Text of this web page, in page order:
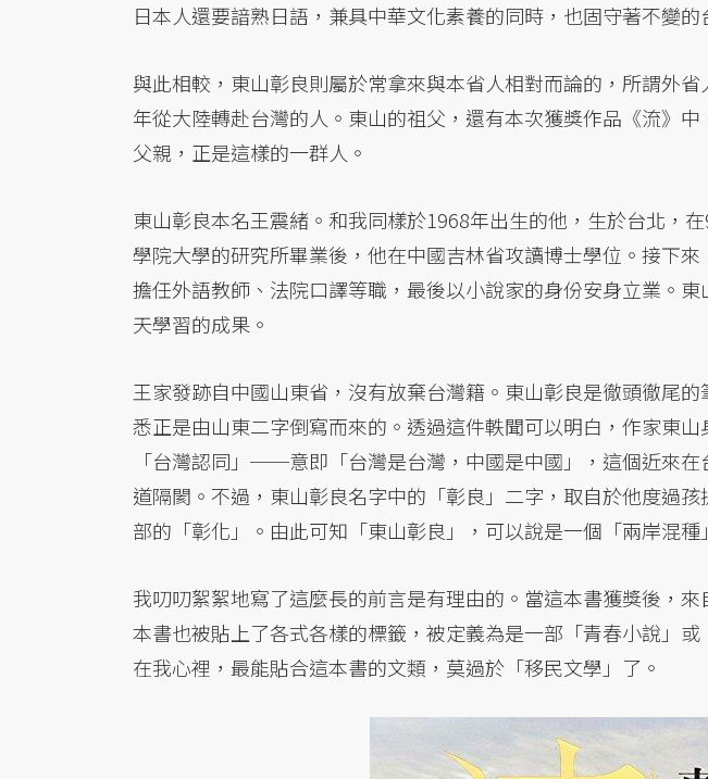
日本人還要諳熟日語，兼具中華文化素養的同時，也固守著不變的
與此相較，東山彰良則屬於常拿來與本省人相對而論的，所謂外
年從大陸轉赴台灣的人。東山的祖父，還有本次獲獎作品《流》
父親，正是這樣的一群人。
東山彰良本名王震緒。和我同樣於1968年出生的他，生於台北，
學院大學的研究所畢業後，他在中國吉林省攻讀博士學位。接下來
擔任外語教師、法院口譯等職，最後以小說家的身份安身立業。
天學習的成果。
王家發跡自中國山東省，沒有放棄台灣籍。東山彰良是徹頭徹尾
悉正是由山東二字倒寫而來的。透過這件軼聞可以明白，作家東
「台灣認同」──意即「台灣是台灣，中國是中國」，這個近來
道隔閡。不過，東山彰良名字中的「彰良」二字，取自於他度過
部的「彰化」。由此可知「東山彰良」，可以說是一個「兩岸混種
我叨叨絮絮地寫了這麼長的前言是有理由的。當這本書獲獎後，
本書也被貼上了各式各樣的標籤，被定義為是一部「青春小說」或
在我心裡，最能貼合這本書的文類，莫過於「移民文學」了。